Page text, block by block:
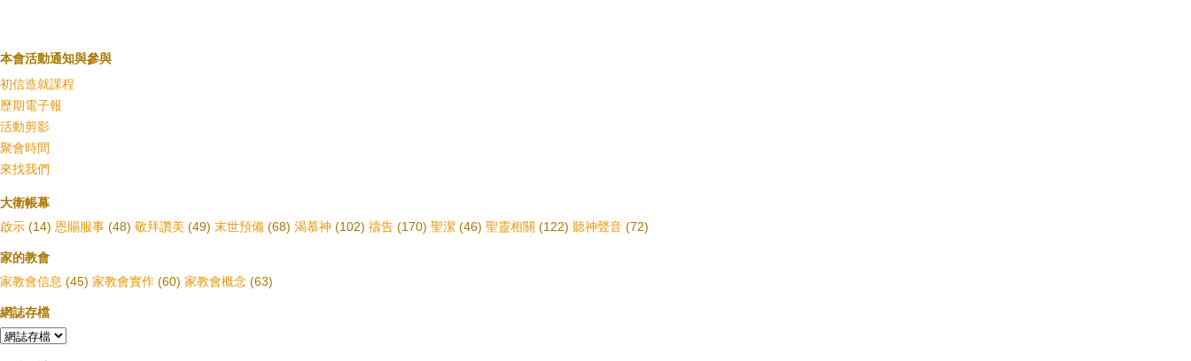
本會活動通知與參與
初信造就課程
歷期電子報
活動剪影
聚會時間
來找我們
大衛帳幕
啟示 (14) 恩賜服事 (48) 敬拜讚美 (49) 末世預備 (68) 渴慕神 (102) 禱告 (170) 聖潔 (46) 聖靈相關 (122) 聽神聲音 (72)
家的教會
家教會信息 (45) 家教會實作 (60) 家教會概念 (63)
網誌存檔